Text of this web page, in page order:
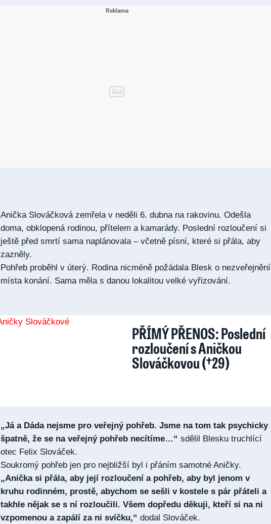
Anička Slováčková zemřela v neděli 6. dubna na rakovinu. Odešla
doma, obklopená rodinou, přítelem a kamarády. Poslední rozloučení si
ještě před smrtí sama naplánovala – včetně písní, které si přála, aby
zazněly.
Pohřeb proběhl v úterý. Rodina nicméně požádala Blesk o nezveřejnění
místa konání. Sama měla s danou lokalitou velké vyřizování.
PŘÍMÝ PŘENOS: Poslední
rozloučení s Aničkou
Slováčkovou (†29)
„Já a Dáda nejsme pro veřejný pohřeb. Jsme na tom tak psychicky
špatně, že se na veřejný pohřeb necítíme…“ sdělil Blesku truchlící
otec Felix Slováček.
Soukromý pohřeb jen pro nejbližší byl i přáním samotné Aničky.
„Anička si přála, aby její rozloučení a pohřeb, aby byl jenom v
kruhu rodinném, prostě, abychom se sešli v kostele s pár přáteli a
takhle nějak se s ní rozloučili. Všem dopředu děkuji, kteří si na ni
vzpomenou a zapálí za ni svíčku,“ dodal Slováček.